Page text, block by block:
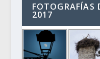
FOTOGRAFÍAS
2017